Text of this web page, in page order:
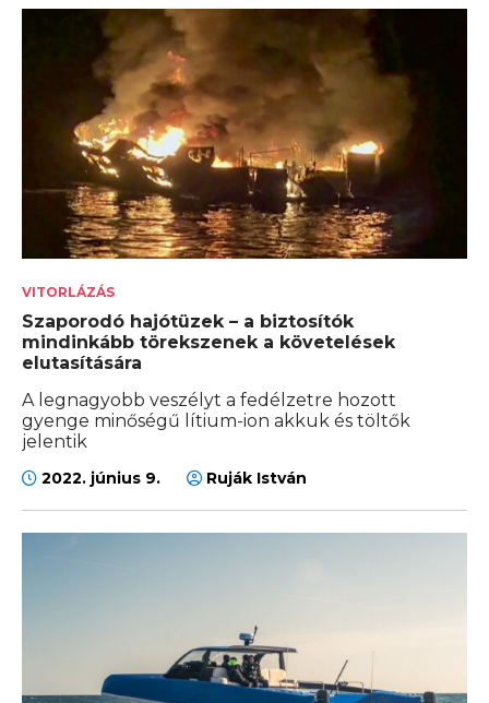
VITORLÁZÁS
Szaporodó hajótüzek – a biztosítók
mindinkább törekszenek a követelések
elutasítására
A legnagyobb veszélyt a fedélzetre hozott
gyenge minőségű lítium-ion akkuk és töltők
jelentik
2022. június 9. Ruják István